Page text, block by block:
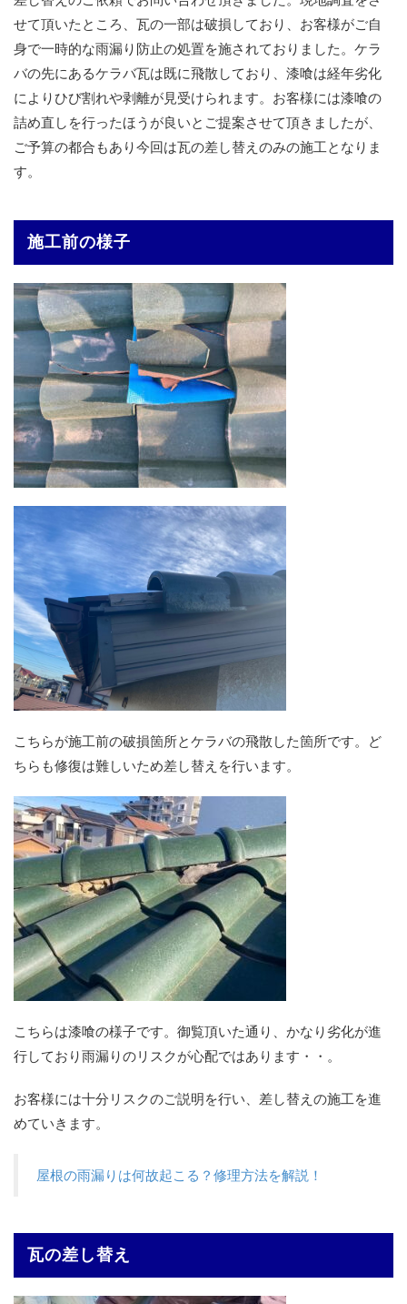
せて頂いたところ、瓦の一部は破損しており、お客様がご自
身で一時的な雨漏り防止の処置を施されておりました。ケラ
バの先にあるケラバ瓦は既に飛散しており、漆喰は経年劣化
によりひび割れや剥離が見受けられます。お客様には漆喰の
詰め直しを行ったほうが良いとご提案させて頂きましたが、
ご予算の都合もあり今回は瓦の差し替えのみの施工となりま
す。
施工前の様子
こちらが施工前の破損箇所とケラバの飛散した箇所です。ど
ちらも修復は難しいため差し替えを行います。
こちらは漆喰の様子です。御覧頂いた通り、かなり劣化が進
行しており雨漏りのリスクが心配ではあります・・。
お客様には十分リスクのご説明を行い、差し替えの施工を進
めていきます。
屋根の雨漏りは何故起こる？修理方法を解説！
瓦の差し替え